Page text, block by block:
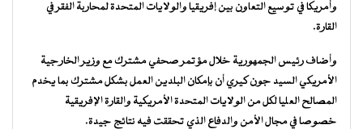
وأمريكا في توسيع التعاون بين إفريقيا والولايات المتحدة لمحاربة الفقر في
القارة.
وأضاف رئيس الجمهورية خلال مؤتمر صحفي مشترك مع وزير الخارجية
الأمريكي السيد جون كيري أن بإمكان البلدين العمل بشكل مشترك بما يخدم
المصالح العليا لكل من الولايات المتحدة الأمريكية والقارة الإفريقية
خصوصا في مجال الأمن والدفاع الذي تحققت فيه نتائج جيدة.